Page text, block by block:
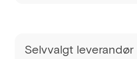
Selvvalgt leverandør